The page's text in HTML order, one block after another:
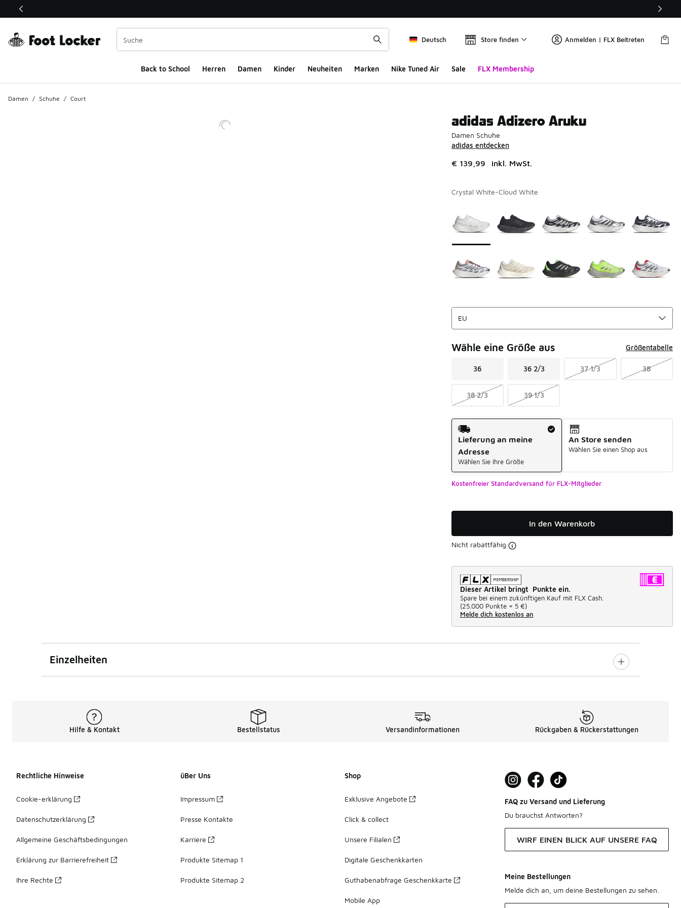
Dieser Link öffnet sich in einem neuen Fenster
Deutsch Store finden Anmelden | FLX Beitreten
Back to School Herren Damen Kinder Neuheiten Marken Nike Tuned Air Sale FLX Membership
Damen / Schuhe / Court
adidas Adizero Aruku
Damen Schuhe
adidas entdecken
€ 139,99 inkl. MwSt.
Crystal White-Cloud White
Wähle eine Größe aus Größentabelle
36 36 2/3 37 1/3 38
38 2/3 39 1/3
Versandart
Lieferung an meine
Adresse
Wählen Sie Ihre Größe
An Store senden
Wählen Sie einen Shop aus
Kostenfreier Standardversand für FLX-Mitglieder
In den Warenkorb
Nicht rabattfähig
Dieser Artikel bringt Punkte ein.
Spare bei einem zukünftigen Kauf mit FLX Cash.
(25.000 Punkte = 5 €)
Melde dich kostenlos an
Einzelheiten
Hilfe & Kontakt Bestellstatus Versandinformationen Rückgaben & Rückerstattungen
Rechtliche Hinweise
Cookie-erklärung
Datenschutzerklärung
Allgemeine Geschäftsbedingungen
Erklärung zur Barrierefreiheit
Ihre Rechte
üBer Uns
Impressum
Presse Kontakte
Karriere
Produkte Sitemap 1
Produkte Sitemap 2
Shop
Exklusive Angebote
Click & collect
Unsere Filialen
Digitale Geschenkkarten
Guthabenabfrage Geschenkkarte
Mobile App
FAQ zu Versand und Lieferung
Du brauchst Antworten?
WIRF EINEN BLICK AUF UNSERE FAQ
Meine Bestellungen
Melde dich an, um deine Bestellungen zu sehen.